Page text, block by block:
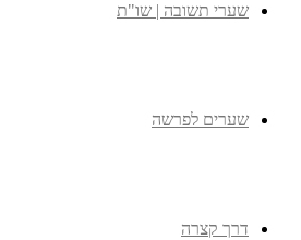
שערי תשובה | שו"ת
שערים לפרשה
דרך קצרה